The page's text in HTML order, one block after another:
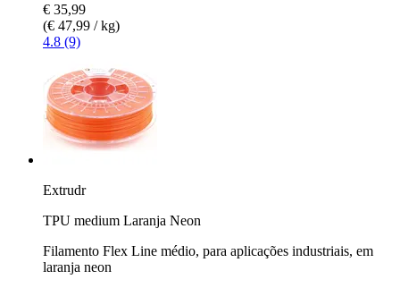
€ 35,99
(€ 47,99 / kg)
4.8 (9)
Extrudr
TPU medium Laranja Neon
Filamento Flex Line médio, para aplicações industriais, em
laranja neon